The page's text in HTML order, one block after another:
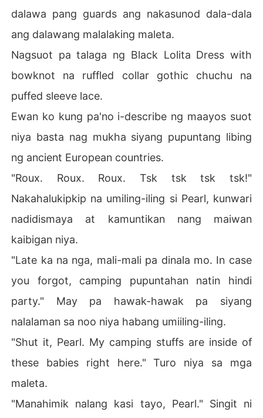
dalawa pang guards ang nakasunod dala-dala
ang dalawang malalaking maleta.
Nagsuot pa talaga ng Black Lolita Dress with
bowknot na ruffled collar gothic chuchu na
puffed sleeve lace.
Ewan ko kung pa'no i-describe ng maayos suot
niya basta nag mukha siyang pupuntang libing
ng ancient European countries.
"Roux. Roux. Roux. Tsk tsk tsk tsk!"
Nakahalukipkip na umiling-iling si Pearl, kunwari
nadidismaya at kamuntikan nang maiwan
kaibigan niya.
"Late ka na nga, mali-mali pa dinala mo. In case
you forgot, camping pupuntahan natin hindi
party." May pa hawak-hawak pa siyang
nalalaman sa noo niya habang umiiling-iling.
"Shut it, Pearl. My camping stuffs are inside of
these babies right here." Turo niya sa mga
maleta.
"Manahimik nalang kasi tayo, Pearl." Singit ni